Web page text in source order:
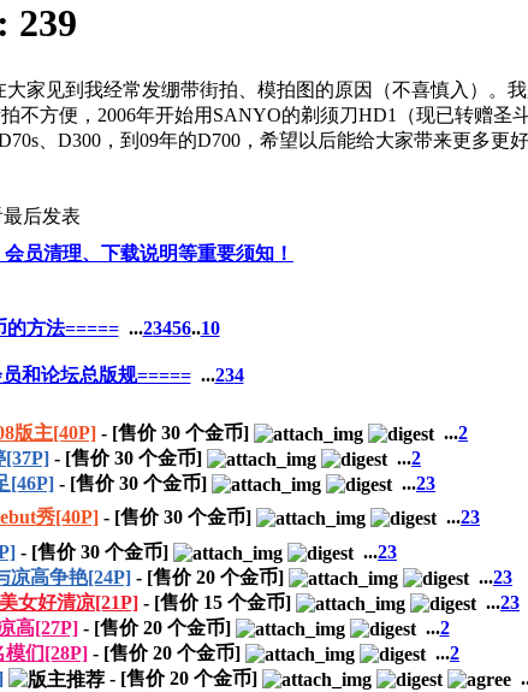
239
家见到我经常发绷带街拍、模拍图的原因（不喜慎入 ）。
不方便，2006年开始用SANYO的剃须刀HD1（现已转赠
、D300，到09年的D700，希望以后能给大家带来更多更好
最后发表
员清理、下载说明等重要须知！
的方法===== ...23456..10
和论坛总版规===== ...234
版主[40P] - [售价30 个金币] ...2
[37P] - [售价30 个金币] ...2
[46P] - [售价30 个金币] ...23
秀[40P] - [售价30 个金币] ...23
- [售价30 个金币] ...23
凉高争艳[24P] - [售价20 个金币] ...23
女好清凉[21P] - [售价 15 个金币] ...23
高[27P]- [售价20个金币] ...2
模们[28P] - [售价20 个金币] ...2
- [售价20个金币]